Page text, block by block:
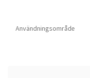
Användningsområde